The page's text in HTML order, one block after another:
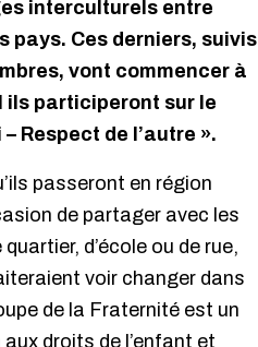
interculturels entre
pays. Ces derniers, suivis
vont commencer à
ils participeront sur le
Respect de l’autre ».
passeront en région
de partager avec les
d’école ou de rue,
voir changer dans
de la Fraternité est un
droits de l’enfant et